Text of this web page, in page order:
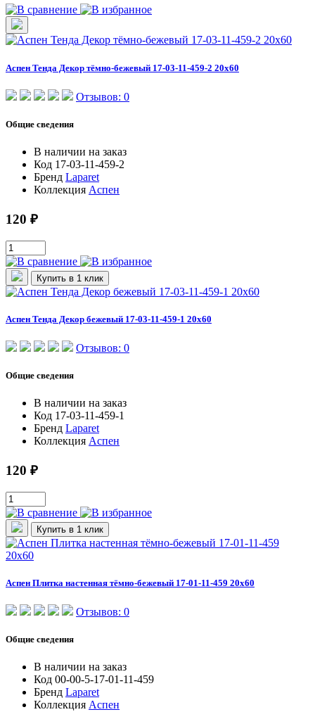
Аспен Тенда Декор тёмно-бежевый 17-03-11-459-2 20х60
Отзывов: 0
Общие сведения
В наличии на заказ
Код 17-03-11-459-2
Бренд Laparet
Коллекция Аспен
120 ₽
Купить в 1 клик
Аспен Тенда Декор бежевый 17-03-11-459-1 20х60
Отзывов: 0
Общие сведения
В наличии на заказ
Код 17-03-11-459-1
Бренд Laparet
Коллекция Аспен
120 ₽
Купить в 1 клик
Аспен Плитка настенная тёмно-бежевый 17-01-11-459 20х60
Отзывов: 0
Общие сведения
В наличии на заказ
Код 00-00-5-17-01-11-459
Бренд Laparet
Коллекция Аспен